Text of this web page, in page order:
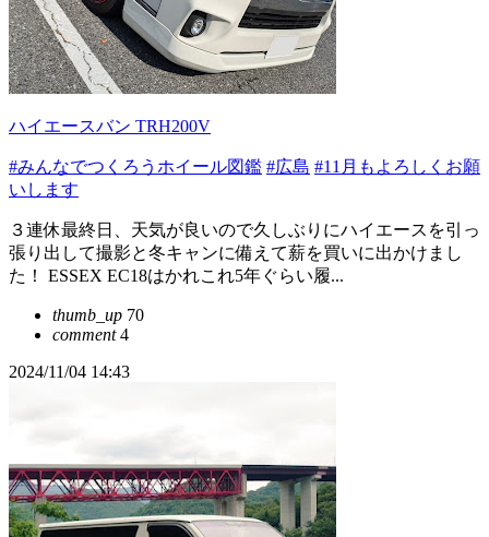
ハイエースバン TRH200V
#みんなでつくろうホイール図鑑 #広島 #11月もよろしくお願
いします
３連休最終日、天気が良いので久しぶりにハイエースを引っ
張り出して撮影と冬キャンに備えて薪を買いに出かけまし
た！ ESSEX EC18はかれこれ5年ぐらい履...
thumb_up 70
comment4
2024/11/04 14:43